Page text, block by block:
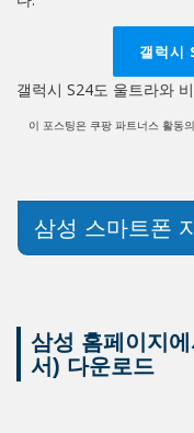
갤럭시
갤럭시 S24도 울트라와
이 포스팅은 쿠팡 파트너스 활동
삼성 스마트폰
삼성 홈페이지
서) 다운로드